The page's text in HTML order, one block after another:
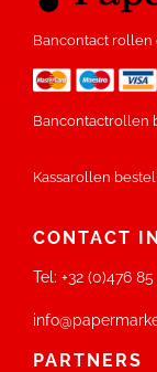
Bancontact rollen
Bancontactrollen
Kassarollen
CONTACT
Tel: +32 (0)476 85
PARTNERS